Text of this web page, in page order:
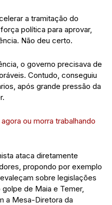
a tramitação do
política para aprovar,
Não deu certo.
o governo precisava de
Contudo, conseguiu
após grande pressão da
ou morra trabalhando
ataca diretamente
propondo por exemplo
sobre legislações
de Maia e Temer,
a Mesa-Diretora da